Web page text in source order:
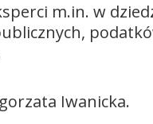
m.in. w
Iwanicka.